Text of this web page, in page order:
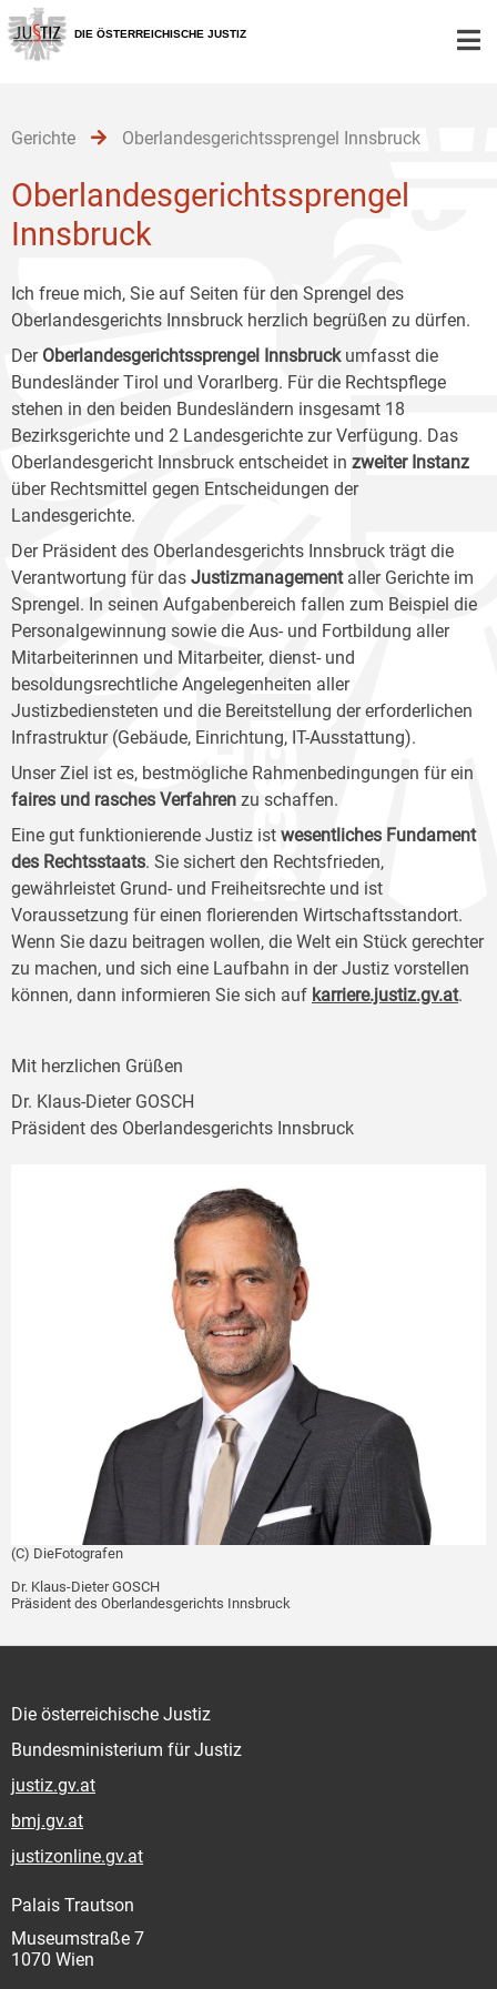
Zur
Hauptnavigation
[1]
Zum
Inhalt
[2]
Zum
Untermenü
[3]
DIE ÖSTERREICHISCHE JUSTIZ
Gerichte Oberlandesgerichtssprengel Innsbruck
Oberlandesgerichtssprengel
Innsbruck
Ich freue mich, Sie auf Seiten für den Sprengel des
Oberlandesgerichts Innsbruck herzlich begrüßen zu dürfen.
Der Oberlandesgerichtssprengel Innsbruckumfasst die
Bundesländer Tirol und Vorarlberg. Für die Rechtspflege
stehen in den beiden Bundesländern insgesamt 18
Bezirksgerichte und 2 Landesgerichte zur Verfügung. Das
Oberlandesgericht Innsbruck entscheidet in zweiter Instanz
über Rechtsmittel gegen Entscheidungen der
Landesgerichte.
Der Präsident des Oberlandesgerichts Innsbruck trägt die
Verantwortung für das Justizmanagementaller Gerichte im
Sprengel. In seinen Aufgabenbereich fallen zum Beispiel die
Personalgewinnung sowie die Aus- und Fortbildung aller
Mitarbeiterinnen und Mitarbeiter, dienst- und
besoldungsrechtliche Angelegenheiten aller
Justizbediensteten und die Bereitstellung der erforderlichen
Infrastruktur (Gebäude, Einrichtung, IT-Ausstattung).
Unser Ziel ist es, bestmögliche Rahmenbedingungen für ein
faires und rasches Verfahren zu schaffen.
Eine gut funktionierende Justiz ist wesentliches Fundament
des Rechtsstaats. Sie sichert den Rechtsfrieden,
gewährleistet Grund- und Freiheitsrechte und ist
Voraussetzung für einen florierenden Wirtschaftsstandort.
Wenn Sie dazu beitragen wollen, die Welt ein Stück gerechter
zu machen, und sich eine Laufbahn in der Justiz vorstellen
können, dann informieren Sie sich auf karriere.justiz.gv.at.
Mit herzlichen Grüßen
Dr. Klaus-Dieter GOSCH
Präsident des Oberlandesgerichts Innsbruck
(C) DieFotografen
Dr. Klaus-Dieter GOSCH
Präsident des Oberlandesgerichts Innsbruck
Die österreichische Justiz
Bundesministerium für Justiz
justiz.gv.at
bmj.gv.at
justizonline.gv.at
Palais Trautson
Museumstraße 7
1070 Wien